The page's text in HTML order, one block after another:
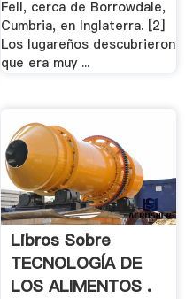
Fell, cerca de Borrowdale,
Cumbria, en Inglaterra. [2]
Los lugareños descubrieron
que era muy ...
Libros Sobre
TECNOLOGÍA DE
LOS ALIMENTOS .